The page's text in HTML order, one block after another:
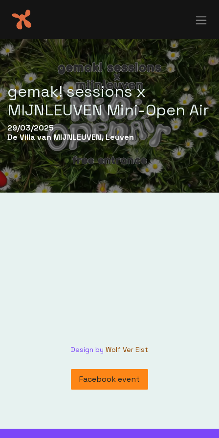
gemak! sessions x
MIJNLEUVEN Mini-Open Air
29/03/2025
De Villa van MIJNLEUVEN, Leuven
Design by Wolf Ver Elst
Facebook event